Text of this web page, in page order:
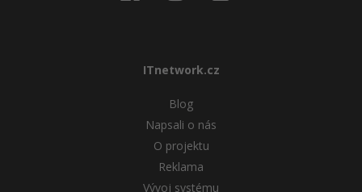
ITnetwork.cz
Blog
Napsali o nás
O projektu
Reklama
Vývoj systému